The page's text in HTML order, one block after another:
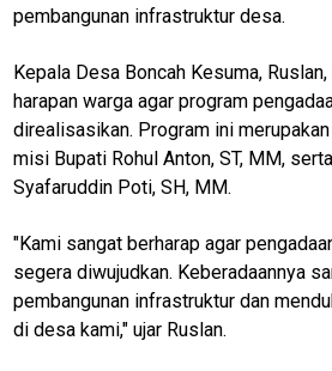
pembangunan infrastruktur desa.
Kepala Desa Boncah Kesuma,
harapan warga agar program
direalisasikan. Program ini
misi Bupati Rohul Anton, ST, MM,
Syafaruddin Poti, SH, MM.
"Kami sangat berharap agar
segera diwujudkan. Keberadaannya
pembangunan infrastruktur dan
di desa kami," ujar Ruslan.